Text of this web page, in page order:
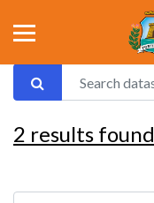
2 results found